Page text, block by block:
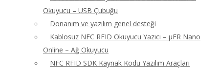
Okuyucu – USB Çubuğu
Donanım ve yazılım genel desteği
Kablosuz NFC RFID Okuyucu Yazıcı – μFR Nano
Online – Ağ Okuyucu
NFC RFID SDK Kaynak Kodu Yazılım Araçları